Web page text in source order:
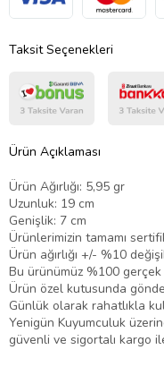
Taksit Seçenekleri
Ürün Açıklaması
Ürün Ağırlığı: 5,95 gr
Uzunluk: 19 cm
Genişlik: 7 cm
Ürünlerimizin tamamı
Ürün ağırlığı +/- %10
Bu ürünümüz %100 gerçek
Ürün özel kutusunda
Günlük olarak rahatlıkla
Yenigün Kuyumculuk
güvenli ve sigortalı kargo